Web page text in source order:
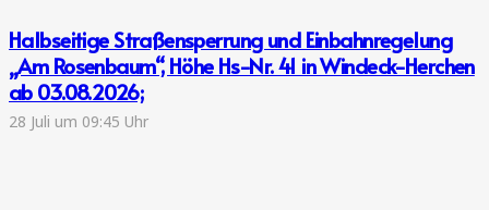
Halbseitige Straßensperrung und Einbahnregelung
„Am Rosenbaum“, Höhe Hs-Nr. 41 in Windeck-Herchen
ab 03.08.2026;
28 Juli um 09:45 Uhr